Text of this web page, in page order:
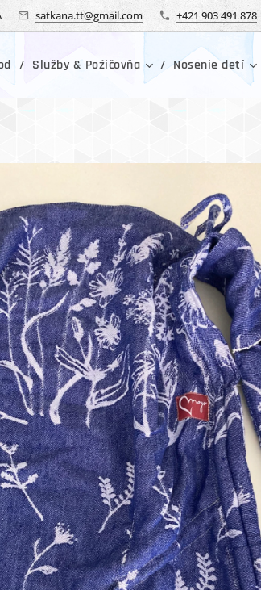
satkana.tt@gmail.com +421 903 491 878
Služby & Požičovňa Nosenie detí